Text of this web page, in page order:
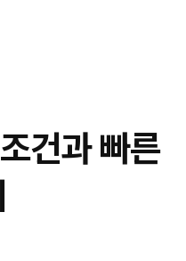
건과 빠른